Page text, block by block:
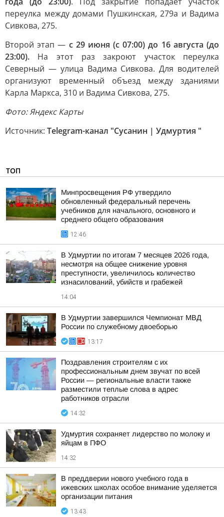
переулка между домами Пушкинская, 279а и Вадима
Сивкова, 275.
Второй этап — с 29 июня (с 07:00) до 16 августа (до
23:00). На этот раз закроют участок переулка
Северный — улица Вадима Сивкова. Для водителей
организуют временный объезд между зданиями
Карла Маркса, 310 и Вадима Сивкова, 275.
Фото: Яндекс Карты
Источник: Telegram-канал "Сусанин | Удмуртия "
ТОП
Минпросвещения РФ утвердило
обновленный федеральный перечень
учебников для начального, основного и
среднего общего образования
12:46
В Удмуртии по итогам 7 месяцев 2026 года,
несмотря на общее снижение уровня
преступности, увеличилось количество
изнасилований, убийств и грабежей
14:04
В Удмуртии завершился Чемпионат МВД
России по служебному двоеборью
13:17
Поздравления строителям с их
профессиональным днем звучат по всей
России — региональные власти также
разместили теплые слова в адрес
работников отрасли
14:32
Удмуртия сохраняет лидерство по молоку и
яйцам в ПФО
14:32
В преддверии нового учебного года в
ижевских школах особое внимание уделяется
организации питания
13:43